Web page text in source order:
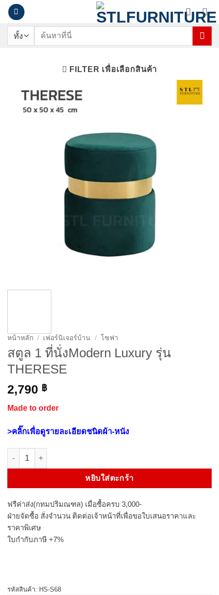
ข้าม
เนื้อหา
ค้นหา:
FILTER เพื่อเลือกสินค้า
หน้าหลัก / เฟอร์นิเจอร์บ้าน / โซฟา
สตูล 1 ที่นั่งModern Luxury รุ่น
THERESE
2,790 ฿
Made to order
>คลิ๊กเพื่อดูรายละเอียดชนิดผ้า-หนัง
จำนวน สตูล 1 ที่นั่งModern Luxury รุ่น THERESE ชิ้น
หยิบใส่ตะกร้า
ฟรีค่าส่ง(กทมปริมณฑล) เมื่อซื้อครบ 3,000-
ฝ่ายจัดซื้อ สั่งจำนวน ติดต่อเจ้าหน้าที่เพื่อขอใบเสนอราคาและ
ราคาพิเศษ
ใบกำกับภาษี +7%
รหัสสินค้า: HS-S68